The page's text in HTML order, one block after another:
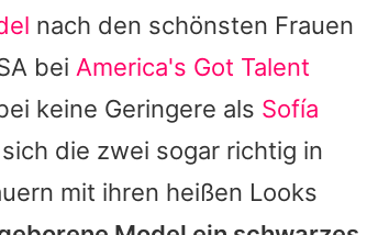
nach den schönsten Frauen
bei America's Got Talent
keine Geringere als Sofía
die zwei sogar richtig in
mit ihren heißen Looks